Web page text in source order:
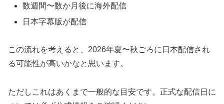
数週間〜数か月後に海外配信
日本字幕版が配信
この流れを考えると、 2026年夏〜秋ごろに日本配信され
る可能性が高いかなと思います。
ただしこれはあくまで一般的な目安です。正式な配信日に